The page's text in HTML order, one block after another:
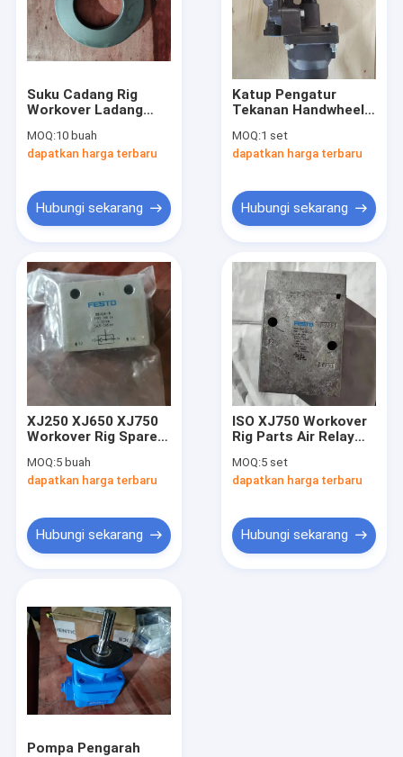
Produk
Video
Tentang Kami
Tur Pabrik
Hubungi Kami
Berita
Bagian Pompa Lumpur
Liner Pompa Lumpur
Suku Cadang Rig
Workover Ladang
Safety Clamp Disc
Spring
MOQ:10 buah
dapatkan harga terbaru
Hubungi sekarang
Katup Pengatur
Tekanan Handwheel
Workover Rig Spare
Part XJ750
MOQ:1 set
dapatkan harga terbaru
Hubungi sekarang
XJ250 XJ650 XJ750
Workover Rig Spare
Valve
MOQ:5 buah
dapatkan harga terbaru
Hubungi sekarang
ISO XJ750 Workover
Rig Parts Air Relay
1/2
MOQ:5 set
dapatkan harga terbaru
Hubungi sekarang
Pompa Pengarah